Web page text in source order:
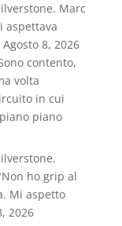
Marc
aspettava
Agosto 8, 2026
contento,
volta
in cui
piano
ho grip al
Mi aspetto
2026